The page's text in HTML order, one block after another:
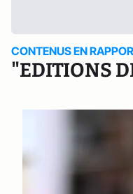
CONTENUS EN
"EDITIONS